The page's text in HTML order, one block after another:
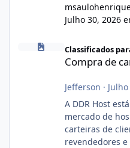
Julho 30, 2026
Classificados
Compra de
Jefferson ·
A DDR Host
mercado de
carteiras de
revendedores